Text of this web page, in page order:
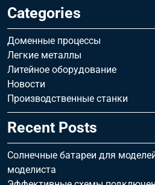
Categories
Доменные процессы
Легкие металлы
Литейное оборудование
Новости
Производственные станки
Recent Posts
Солнечные батареи для
моделиста